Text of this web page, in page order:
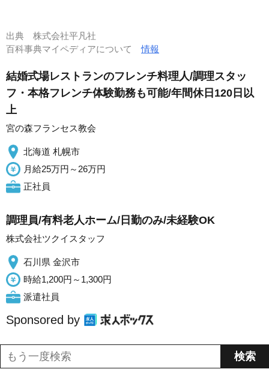
出典 株式会社平凡社
百科事典マイペディアについて情報
結婚式場レストランのフレンチ料理人/調理スタッ
フ・本格フレンチ体験勤務も可能/年間休日120日以
上
宮の森フランセス教会
北海道 札幌市
月給25万円～26万円
正社員
調理員/有料老人ホーム/日勤のみ/未経験OK
株式会社ツクイスタッフ
石川県 金沢市
時給1,200円～1,300円
派遣社員
Sponsored by